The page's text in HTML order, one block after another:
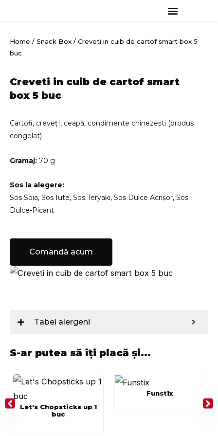
Home / Snack Box / Creveti in cuib de cartof smart box 5
buc
Creveti in cuib de cartof smart
box 5 buc
Cartofi, crevețI, ceapă, condimente chinezești (produs
congelat)
Gramaj: 70 g
Sos la alegere:
Sos Soia, Sos Iute, Sos Teryaki, Sos Dulce Acrișor, Sos
Dulce-Picant
Comandă acum
Tabel alergeni
S-ar putea să îți placă și...
Let's Chopsticks up 1
buc
Funstix